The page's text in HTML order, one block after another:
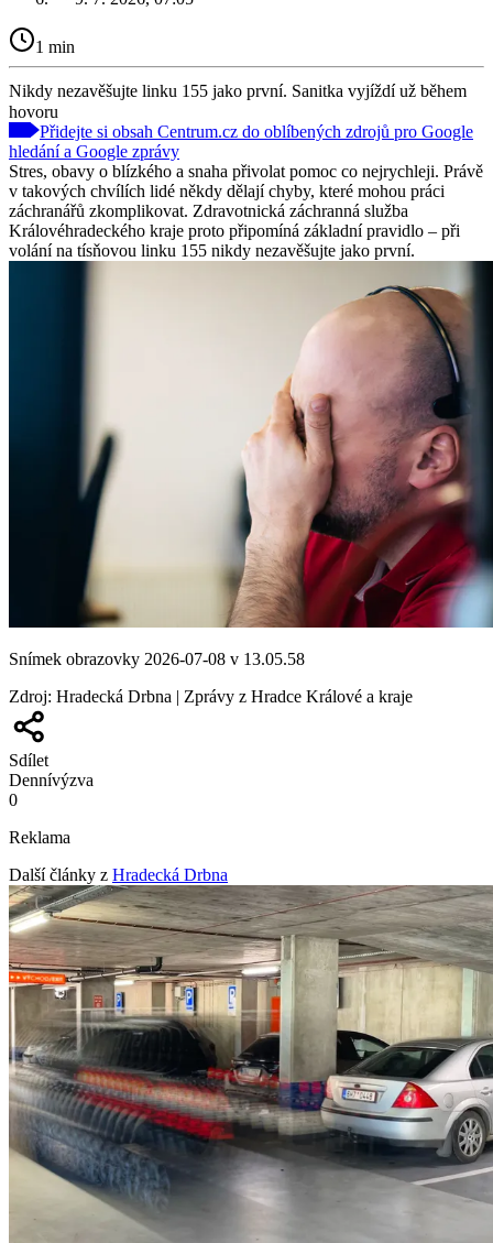
1 min
Nikdy nezavěšujte linku 155 jako první. Sanitka vyjíždí už během
hovoru
Přidejte si obsah Centrum.cz do oblíbených zdrojů pro Google
hledání a Google zprávy
Stres, obavy o blízkého a snaha přivolat pomoc co nejrychleji. Právě
v takových chvílích lidé někdy dělají chyby, které mohou práci
záchranářů zkomplikovat. Zdravotnická záchranná služba
Královéhradeckého kraje proto připomíná základní pravidlo – při
volání na tísňovou linku 155 nikdy nezavěšujte jako první.
Snímek obrazovky 2026-07-08 v 13.05.58
Zdroj: Hradecká Drbna | Zprávy z Hradce Králové a kraje
Sdílet
Dennívýzva
0
Reklama
Další články z Hradecká Drbna